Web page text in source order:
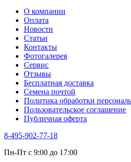
О компании
Оплата
Новости
Статьи
Контакты
Фотогалерея​
Сервис
Отзывы
Бесплатная доставка
Семена почтой
Политика обработки
Пользовательское соглашение
Публичная оферта
8-495-902-77-18
Пн-Пт с 9:00 до 17:00